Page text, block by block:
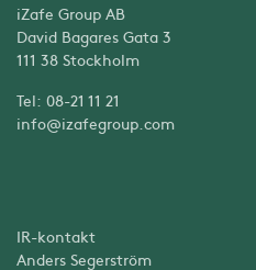
iZafe Group AB
David Bagares Gata 3
111 38 Stockholm
Tel: 08-21 11 21
info@izafegroup.com
IR-kontakt
Anders Segerström